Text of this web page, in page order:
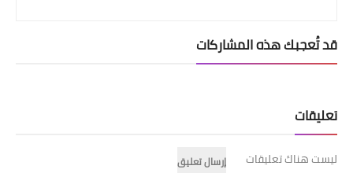
قد تُعجبك هذه المشاركات
تعليقات
ليست هناك تعليقات
إرسال تعليق